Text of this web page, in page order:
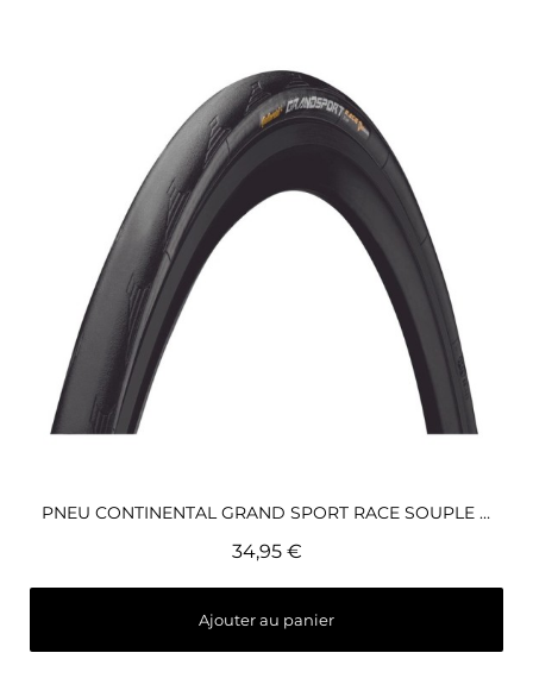
Aperçu rapide PNEU CONTINENTAL GRAND SPORT RACE SOUPLE 700X25 NO
34,95 €
Ajouter au panier